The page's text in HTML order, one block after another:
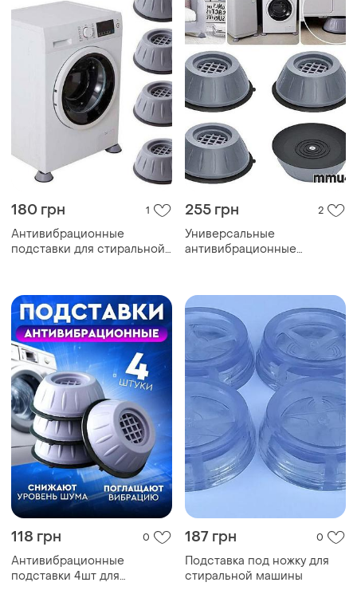
180 грн 1
Антивибрационные
подставки для стиральной
255 грн 2
Универсальные
антивибрационные
мебели, 4 шт.
118 грн 0
Антивибрационные
подставки 4шт для
187 грн 0
Подставка под ножку для
стиральной машины